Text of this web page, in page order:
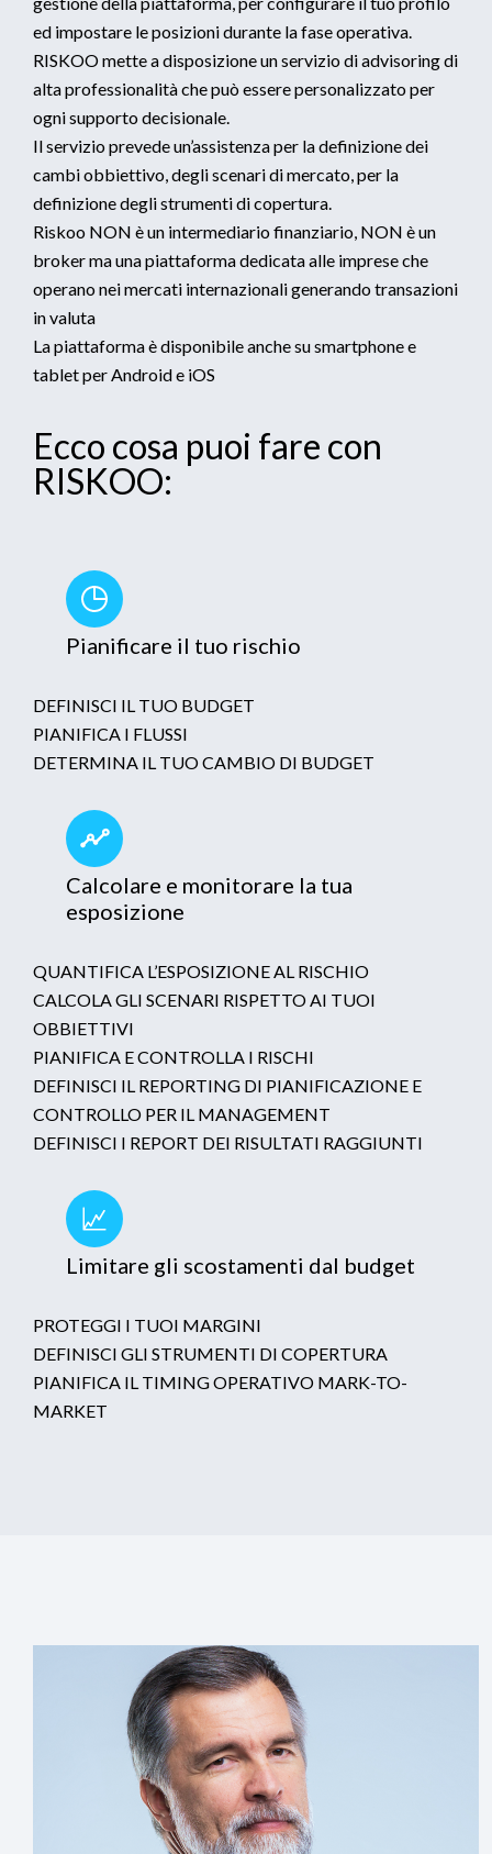
ed impostare le posizioni durante la fase operativa.
RISKOO mette a disposizione un servizio di advisoring di
alta professionalità che può essere personalizzato per
ogni supporto decisionale.
Il servizio prevede un’assistenza per la definizione dei
cambi obbiettivo, degli scenari di mercato, per la
definizione degli strumenti di copertura.
Riskoo NON è un intermediario finanziario, NON è un
broker ma una piattaforma dedicata alle imprese che
operano nei mercati internazionali generando transazioni
in valuta
La piattaforma è disponibile anche su smartphone e
tablet per Android e iOS
Ecco cosa puoi fare con
RISKOO:
Pianificare il tuo rischio
DEFINISCI IL TUO BUDGET
PIANIFICA I FLUSSI
DETERMINA IL TUO CAMBIO DI BUDGET
Calcolare e monitorare la tua
esposizione
QUANTIFICA L’ESPOSIZIONE AL RISCHIO
CALCOLA GLI SCENARI RISPETTO AI TUOI
OBBIETTIVI
PIANIFICA E CONTROLLA I RISCHI
DEFINISCI IL REPORTING DI PIANIFICAZIONE E
CONTROLLO PER IL MANAGEMENT
DEFINISCI I REPORT DEI RISULTATI RAGGIUNTI
Limitare gli scostamenti dal budget
PROTEGGI I TUOI MARGINI
DEFINISCI GLI STRUMENTI DI COPERTURA
PIANIFICA IL TIMING OPERATIVO MARK-TO-
MARKET